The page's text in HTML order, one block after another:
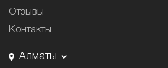
Отзывы
Контакты
Алматы